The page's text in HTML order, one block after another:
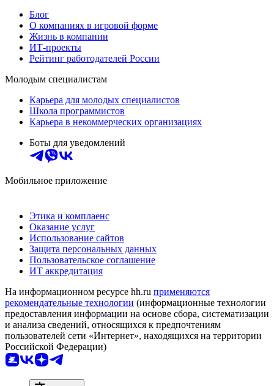
Блог
О компаниях в игровой форме
Жизнь в компании
ИТ-проекты
Рейтинг работодателей России
Молодым специалистам
Карьера для молодых специалистов
Школа программистов
Карьера в некоммерческих организациях
Боты для уведомлений
Мобильное приложение
Этика и комплаенс
Оказание услуг
Использование сайтов
Защита персональных данных
Пользовательское соглашение
ИТ аккредитация
На информационном ресурсе hh.ru применяются
рекомендательные технологии (информационные технологии
предоставления информации на основе сбора, систематизации
и анализа сведений, относящихся к предпочтениям
пользователей сети «Интернет», находящихся на территории
Российской Федерации)